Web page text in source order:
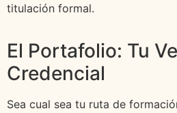
titulación formal.
El Portafolio: Tu
Credencial
Sea cual sea tu ruta de